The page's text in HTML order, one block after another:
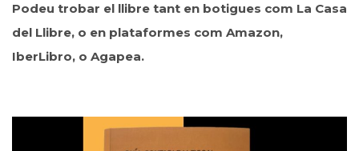
Podeu trobar el llibre tant en botigues com La Casa
del Llibre, o en plataformes com Amazon,
IberLibro, o Agapea.